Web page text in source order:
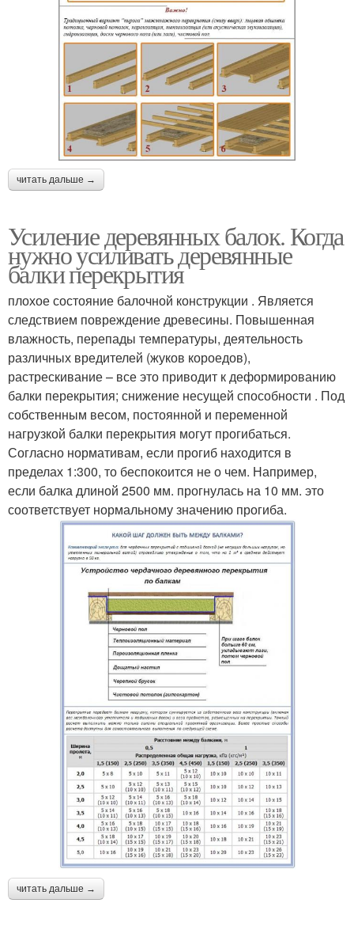
читать дальше →
Усиление деревянных балок. Когда
нужно усиливать деревянные
балки перекрытия
плохое состояние балочной конструкции . Является
следствием повреждение древесины. Повышенная
влажность, перепады температуры, деятельность
различных вредителей (жуков короедов),
растрескивание – все это приводит к деформированию
балки перекрытия; снижение несущей способности . Под
собственным весом, постоянной и переменной
нагрузкой балки перекрытия могут прогибаться.
Согласно нормативам, если прогиб находится в
пределах 1:300, то беспокоится не о чем. Например,
если балка длиной 2500 мм. прогнулась на 10 мм. это
соответствует нормальному значению прогиба.
читать дальше →